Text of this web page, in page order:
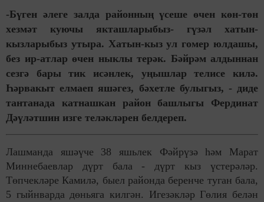
-Бүген әлеге залда районның үсеше өчен көн-төн
хезмәт куючы якташларыбыз- гүзәл хатын-
кызларыбыз утыра. Хатын-кыз ул гомер юлдашы,
без ир-атлар өчен ныклы терәк. Бәйрәм алдыннан
сезгә бары тик исәнлек, уңышлар телисе килә.
Һәрвакыт елмаеп яшәгез, бәхетле булыгыз, - диде
тантанада катнашкан район башлыгы Фердинат
Дәүләтшин изге теләкләрен белдереп.
Лашманда яшәүче 38 яшьлек Фәйрүзә һәм Марат
Миннебаевлар дүрт бала - дүрт кыз үстерәләр.
Төпчекләре Камилә, быел районда беренче туган бала,
5 гыйнварда дөньяга килгән. Игезәкләр Гөлия белән